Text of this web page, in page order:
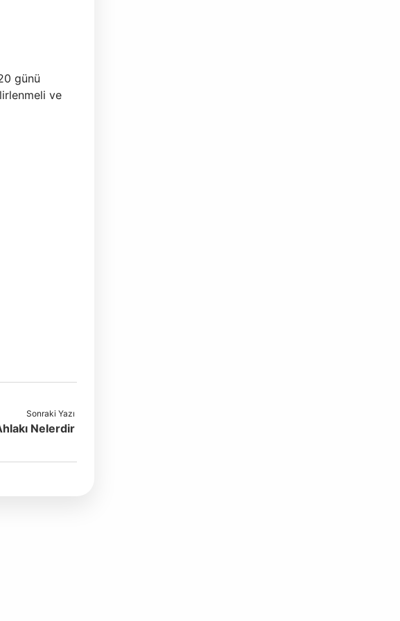
günü
ve
Sonraki Yazı
Nelerdir